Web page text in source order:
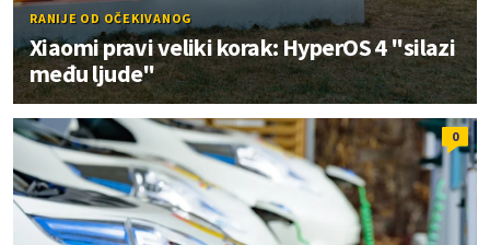
RANIJE OD OČEKIVANOG
Xiaomi pravi veliki korak: HyperOS 4 "silazi
među ljude"
0